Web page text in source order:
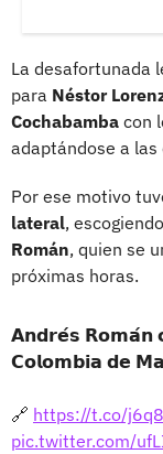
La desafortunada
para Néstor
Cochabamba con
adaptándose a
Por ese motivo
lateral,
Román, quien se
próximas horas.
𝗔𝗻𝗱𝗿𝗲́𝘀 𝗥𝗼𝗺𝗮́𝗻
𝗖𝗼𝗹𝗼𝗺𝗯𝗶𝗮 𝗱𝗲
🔗 https://t.co/
pic.twitter.com/